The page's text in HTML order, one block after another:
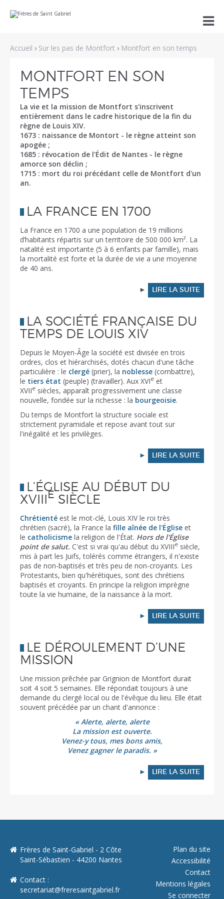
Aller
au
à
Outils
personnels

Accueil › Sur les pas de Montfort › Montfort en son temps
MONTFORT EN SON
TEMPS
La vie et la mission de Montfort s'inscrivent
entièrement dans le cadre historique de la fin du
règne de Louis XIV.
1673 : naissance de Montort - le règne atteint son
apogée ;
1685 : révocation de l'Édit de Nantes - le règne
amorce son déclin ;
1715 : mort du roi précédant celle de Montfort d'un
an.
LA FRANCE EN 1700
La France en 1700 a une population de 19 millions
d’habitants répartis sur un territoire de 500 000 km². La
natalité est importante (5 à 6 enfants par famille), mais
la mortalité est forte et la durée de vie a une moyenne
de 40 ans.
► LIRE LA SUITE
LA SOCIÉTÉ FRANÇAISE DU
TEMPS DE LOUIS XIV
Depuis le Moyen-Âge la société est divisée en trois
ordres, clos et hiérarchisés, dotés chacun d'une tâche
particulière : le clergé (prier), la noblesse (combattre),
le tiers état (peuple) (travailler). Aux XVIe et
XVIIe siècles, apparaît progressivement une classe
nouvelle, fondée sur la richesse : la bourgeoisie.
Du temps de Montfort la structure sociale est
strictement pyramidale et repose avant tout sur
l'inégalité et les privilèges.
► LIRE LA SUITE
L’ÉGLISE AU DÉBUT DU
XVIIIE SIÈCLE
Chrétienté est le mot-clé, Louis XIV le roi très
chrétien (sacré), la France la fille aînée de l'Église et
le catholicisme la religion de l'État. Hors de l'Église
point de salut. C'est si vrai qu'au début du XVIIIe siècle,
mis à part les Juifs, tolérés comme étrangers, il n'existe
pas de non-baptisés et très peu de non-croyants. Les
Protestants, bien qu'hérétiques, sont des chrétiens
baptisés et croyants. En principe la religion imprègne
toute la vie humaine, de la naissance à la mort.
► LIRE LA SUITE
LE DÉROULEMENT D’UNE
MISSION
Une mission prêchée par Grignion de Montfort durait
soit 4 soit 5 semaines. Elle répondait toujours à une
demande du clergé local ou de l'évêque du lieu. Elle était
souvent précédée par un chant d'annonce :
« Alerte, alerte, alerte
La mission est ouverte.
Venez-y tous, mes bons amis,
Venez gagner le paradis. »
► LIRE LA SUITE
Plan du site
Accessibilité
Contact
Mentions légales
Se connecter
Frères de Saint-Gabriel - 2 Côte
Saint-Sébastien - 44200 Nantes
Contact :
secretariat@freresaintgabriel.fr